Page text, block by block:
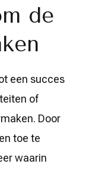
de
een succes
of
Door
toe te
waarin